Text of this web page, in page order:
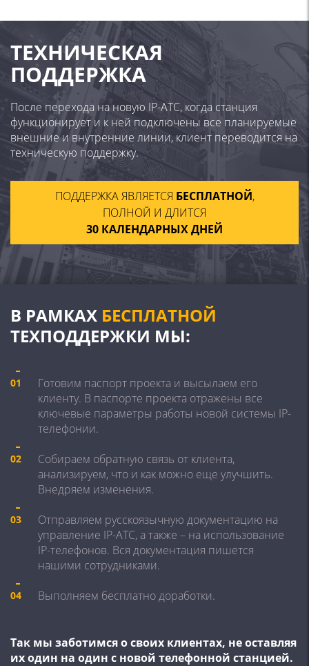
ТЕХНИЧЕСКАЯ
ПОДДЕРЖКА
После перехода на новую IP-АТС, когда станция
функционирует и к ней подключены все планируемые
внешние и внутренние линии, клиент переводится на
техническую поддержку.
ПОДДЕРЖКА ЯВЛЯЕТСЯ БЕСПЛАТНОЙ,
ПОЛНОЙ И ДЛИТСЯ
30 КАЛЕНДАРНЫХ ДНЕЙ
В РАМКАХ БЕСПЛАТНОЙ
ТЕХПОДДЕРЖКИ МЫ:
01
Готовим паспорт проекта и высылаем его
клиенту. В паспорте проекта отражены все
ключевые параметры работы новой системы IP-
телефонии.
02
Собираем обратную связь от клиента,
анализируем, что и как можно еще улучшить.
Внедряем изменения.
03
Отправляем русскоязычную документацию на
управление IP-АТС, а также – на использование
IP-телефонов. Вся документация пишется
нашими сотрудниками.
04 Выполняем бесплатно доработки.
Так мы заботимся о своих клиентах, не оставляя
их один на один с новой телефонной станцией.